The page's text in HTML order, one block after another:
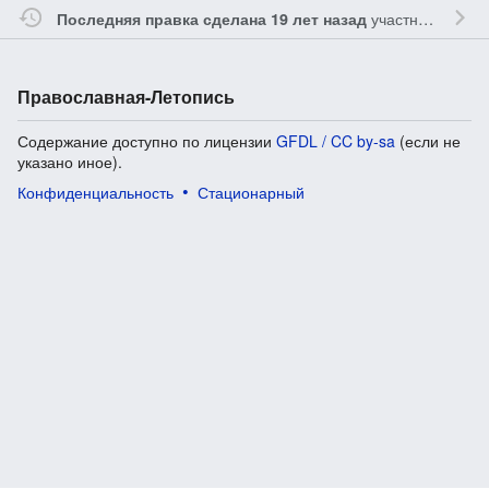
Последняя правка сделана 19 лет назадучастником Gleb
Православная-Летопись
Содержание доступно по лицензии GFDL / CC by-sa (если не
указано иное).
Конфиденциальность
Стационарный